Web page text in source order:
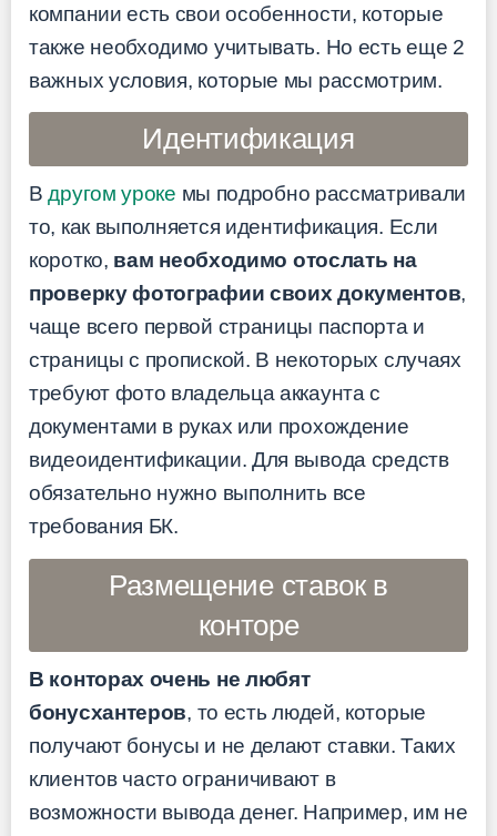
компании есть свои особенности, которые
также необходимо учитывать. Но есть еще 2
важных условия, которые мы рассмотрим.
Идентификация
Вдругом уроке мы подробно рассматривали
то, как выполняется идентификация. Если
коротко, вам необходимо отослать на
проверку фотографии своих документов,
чаще всего первой страницы паспорта и
страницы с пропиской. В некоторых случаях
требуют фото владельца аккаунта с
документами в руках или прохождение
видеоидентификации. Для вывода средств
обязательно нужно выполнить все
требования БК.
Размещение ставок в
конторе
В конторах очень не любят
бонусхантеров, то есть людей, которые
получают бонусы и не делают ставки. Таких
клиентов часто ограничивают в
возможности вывода денег. Например, им не